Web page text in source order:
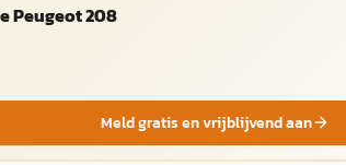
Peugeot 208
Meld gratis en vrijblijvend aan